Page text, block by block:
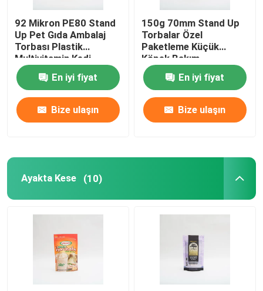
92 Mikron PE80 Stand
Up Pet Gıda Ambalaj
Torbası Plastik
Multivitamin Kedi
Maması Paketi
En iyi fiyat
Bize ulaşın
150g 70mm Stand Up
Torbalar Özel
Paketleme Küçük
Köpek Bakım
Paketleme Torbaları
En iyi fiyat
Bize ulaşın
Ayakta Kese (10)